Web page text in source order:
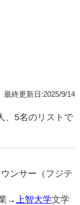
最終更新日:2025/9/14
、5名のリストで
ンサー（フジテ
→上智大学文学